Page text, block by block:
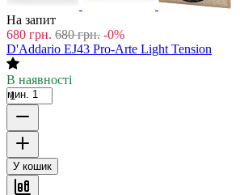
На запит
680 грн. 680 грн. -0%
D'Addario EJ43 Pro-Arte Light Tension
В наявності
мин. 1
У кошик